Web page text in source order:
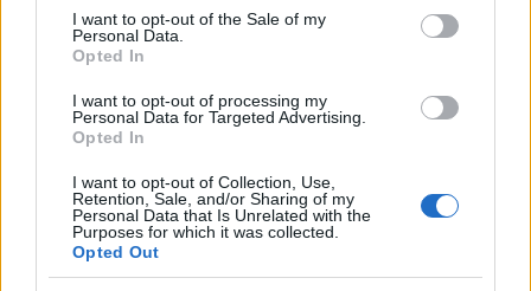
consent section.
I want to opt-out of the Sale of my
Personal Data.
Opted In
I want to opt-out of processing my
Personal Data for Targeted Advertising.
Opted In
I want to opt-out of Collection, Use,
Retention, Sale, and/or Sharing of my
Personal Data that Is Unrelated with the
Purposes for which it was collected.
Opted Out